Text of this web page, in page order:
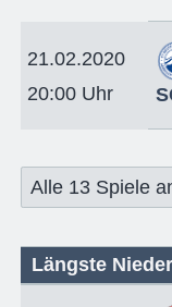
21.02.2020
20:00 Uhr
Alle 13 Spiele
Längste